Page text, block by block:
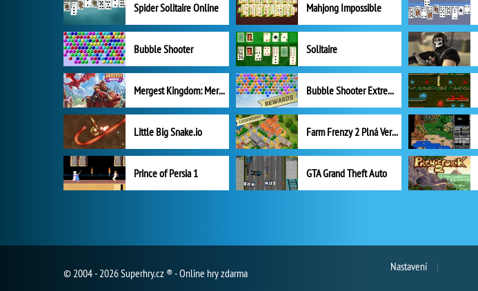
Spider Solitaire Online Mahjong Impossible
Bubble Shooter Solitaire
Mergest Kingdom: Merge Puzzle Bubble Shooter Extreme
Little Big Snake.io Farm Frenzy 2 Plná Verze
Prince of Persia 1 GTA Grand Theft Auto
Nastavení
© 2004 - 2026 Superhry.cz ® - Online hry zdarma